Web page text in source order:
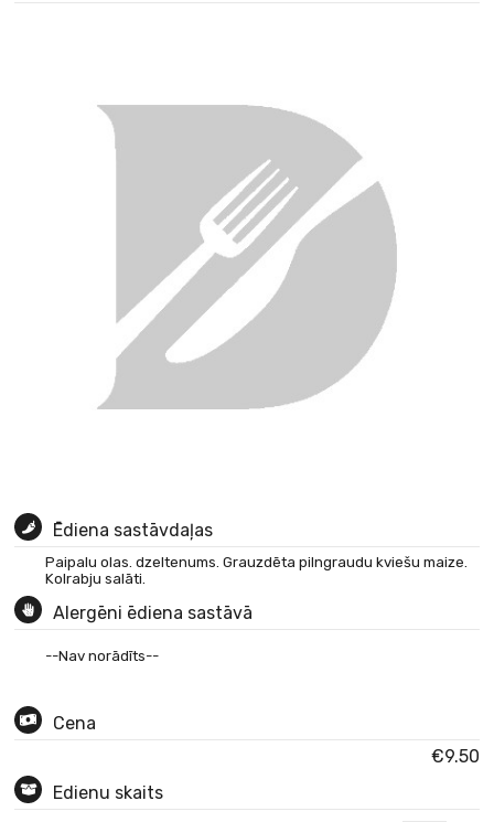
Ēdiena sastāvdaļas
Paipalu olas. dzeltenums. Grauzdēta pilngraudu kviešu maize.
Kolrabju salāti.
Alergēni ēdiena sastāvā
--Nav norādīts--
Cena
€9.50
Edienu skaits